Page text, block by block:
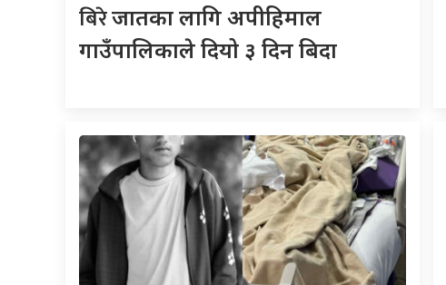
बिरेजातका लागि अपीहिमाल
गाउँपालिकाले दियो ३ दिन बिदा